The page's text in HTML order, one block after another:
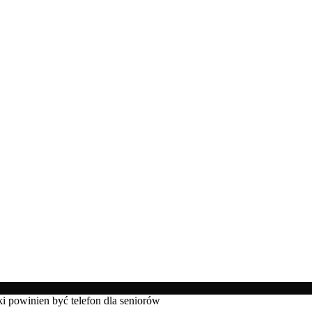
powinien być telefon dla seniorów